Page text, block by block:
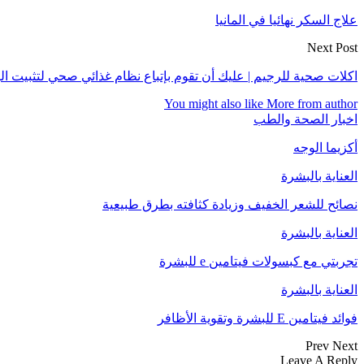
علاج السكر نهائيا في المانيا
Next Post
اكلات صحية للرجيم | عليك أن تقوم بإتباع نظام غذائي صحي لتثبيت
You might also like More from author
اخبار الصحة والطب
أكزيما الوجه
العناية بالبشرة
نصائح للشعر الخفيف وزيادة كثافته بطرق طبيعية
العناية بالبشرة
تجربتي مع كبسولات فيتامين e للبشرة
العناية بالبشرة
فوائد فيتامين E للبشرة وتقوية الأظافر
Prev Next
Leave A Reply